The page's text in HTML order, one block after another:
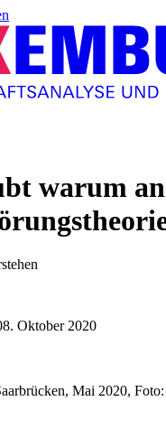
warum an
Oktober 2020
Mai 2020, Foto: